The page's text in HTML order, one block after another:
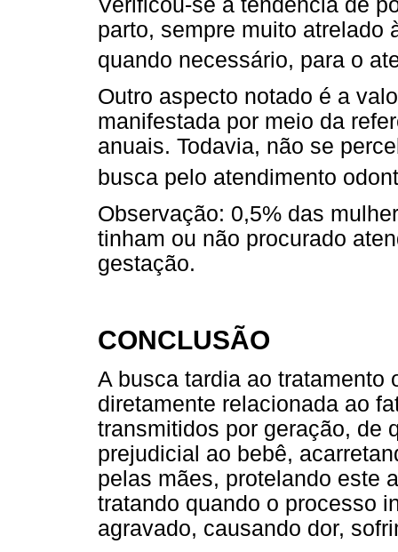
Verificou-se a tendência de
parto, sempre muito atrelado
quando necessário, para o
Outro aspecto notado é a
manifestada por meio da
anuais. Todavia, não se
busca pelo atendimento
Observação: 0,5% das
tinham ou não procurado
gestação.
CONCLUSÃO
A busca tardia ao tratamento
diretamente relacionada ao
transmitidos por geração, de
prejudicial ao bebê,
pelas mães, protelando este
tratando quando o processo
agravado, causando dor,